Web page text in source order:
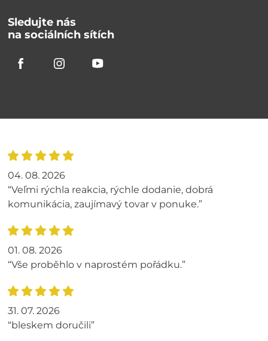
Sledujte nás
na sociálních sítích
04. 08. 2026
“Veľmi rýchla reakcia, rýchle dodanie, dobrá
komunikácia, zaujímavý tovar v ponuke.”
01. 08. 2026
“Vše proběhlo v naprostém pořádku.”
31. 07. 2026
“bleskem doručili”